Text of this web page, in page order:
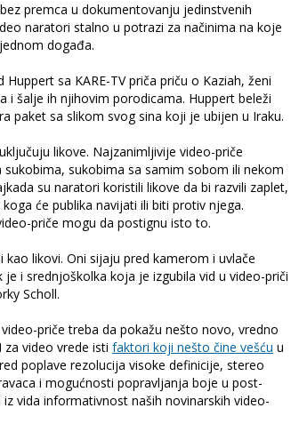
premca u dokumentovanju jedinstvenih
naratori stalno u potrazi za načinima na koje
događa.
Huppert sa KARE-TV priča priču o Kaziah, ženi
i šalje ih njihovim porodicama. Huppert beleži
paket sa slikom svog sina koji je ubijen u Iraku.
likove. Najzanimljivije video-priče
sukobima sa samim sobom ili nekom
su naratori koristili likove da bi razvili zaplet,
će publika navijati ili biti protiv njega.
priče mogu da postignu isto to.
kao likovi. Oni sijaju pred kamerom i uvlače
je i srednjoškolka koja je izgubila vid u video-priči
Scholl.
priče treba da pokažu nešto novo, vredno
video vrede isti faktori koji nešto čine vešću u
poplave rezolucija visoke definicije, stereo
i mogućnosti popravljanja boje u post-
vida informativnost naših novinarskih video-